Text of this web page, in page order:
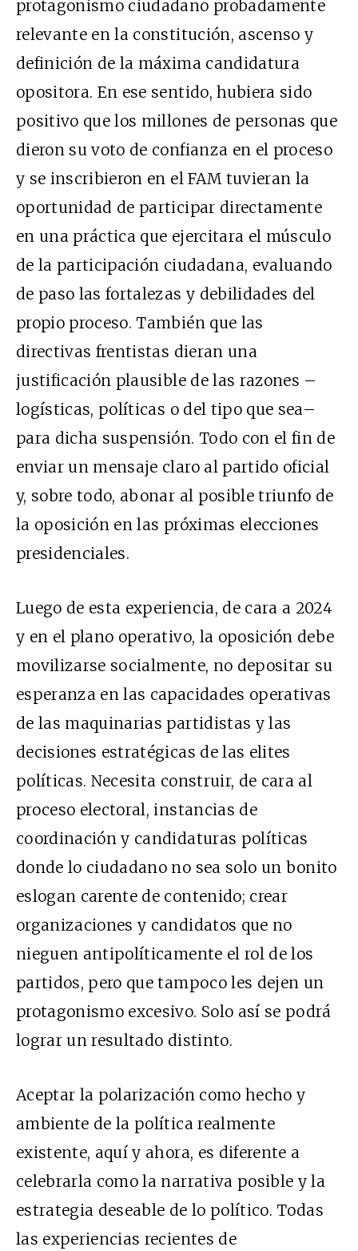
protagonismo ciudadano probadamente
relevante en la constitución, ascenso y
definición de la máxima candidatura
opositora. En ese sentido, hubiera sido
positivo que los millones de personas que
dieron su voto de confianza en el proceso
y se inscribieron en el FAM tuvieran la
oportunidad de participar directamente
en una práctica que ejercitara el músculo
de la participación ciudadana, evaluando
de paso las fortalezas y debilidades del
propio proceso. También que las
directivas frentistas dieran una
justificación plausible de las razones –
logísticas, políticas o del tipo que sea–
para dicha suspensión. Todo con el fin de
enviar un mensaje claro al partido oficial
y, sobre todo, abonar al posible triunfo de
la oposición en las próximas elecciones
presidenciales.
Luego de esta experiencia, de cara a 2024
y en el plano operativo, la oposición debe
movilizarse socialmente, no depositar su
esperanza en las capacidades operativas
de las maquinarias partidistas y las
decisiones estratégicas de las elites
políticas. Necesita construir, de cara al
proceso electoral, instancias de
coordinación y candidaturas políticas
donde lo ciudadano no sea solo un bonito
eslogan carente de contenido; crear
organizaciones y candidatos que no
nieguen antipolíticamente el rol de los
partidos, pero que tampoco les dejen un
protagonismo excesivo. Solo así se podrá
lograr un resultado distinto.
Aceptar la polarización como hecho y
ambiente de la política realmente
existente, aquí y ahora, es diferente a
celebrarla como la narrativa posible y la
estrategia deseable de lo político. Todas
las experiencias recientes de